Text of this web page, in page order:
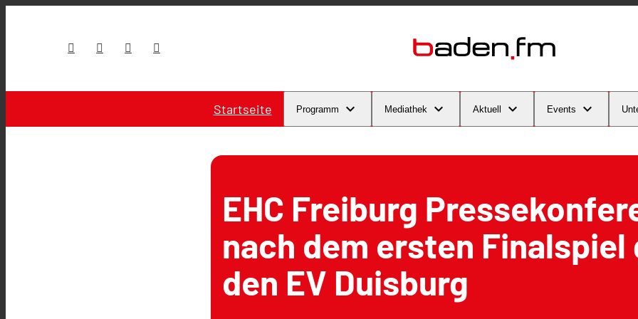
Startseite Programm Mediathek Aktuell Events
EHC Freiburg
nach dem ersten Finalspiel
den EV Duisburg